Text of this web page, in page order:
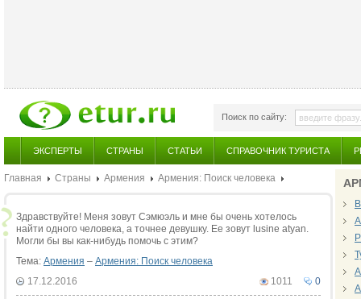
Поиск по сайту:
ЭКСПЕРТЫ СТРАНЫ СТАТЬИ СПРАВОЧНИК ТУРИСТА
Главная Страны Армения Армения: Поиск человека
Здравствуйте! Меня зовут Сэмюэль и мне бы очень хотелось
найти одного человека, а точнее девушку. Ее зовут lusine atyan.
Могли бы вы как-нибудь помочь с этим?
Тема: Армения – Армения: Поиск человека
0
1011
17.12.2016